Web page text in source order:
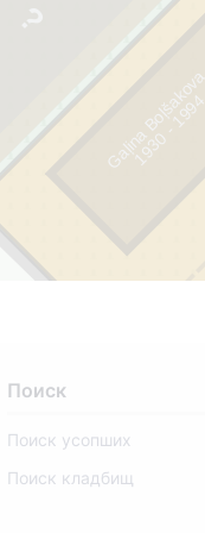
Gaļina Boļšakova
1
9
3
0
-
1
9
9
4
Поиск
Поиск усопших
Поиск кладбищ